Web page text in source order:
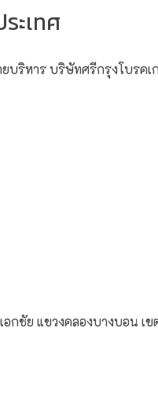
ะเทศ
หาร บริษัทศรีกรุงโบรคเ
ชัย แขวงคลองบางบอน เข